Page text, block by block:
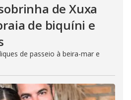
de Xuxa
de biquíni e
de passeio à beira-mar e